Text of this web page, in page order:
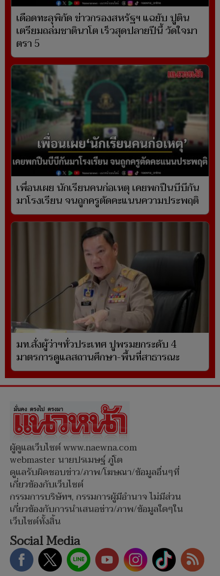
เดือดทะลุพิกัด ข่าวกรองสหรัฐฯ แฉยับ ปูติน
เตรียมถล่มชาตินาโต เร็วสุดปลายปีนี้ วัดใจมา
ตรา 5
เพื่อนเผย นักเรียนคนก่อเหตุ เคยพกปืนบีบีกัน
มาโรงเรียน จนถูกครูตัดคะแนนความประพฤติ
มท.สั่งผู้ว่าฯทั่วประเทศ ปูพรมยกระดับ 4
มาตรการดูแลสถานศึกษา-พื้นที่สาธารณะ
ผู้ดูแลเว็บไซต์ www.naewna.com
webmaster นายปรเมษฐ์ ภู่โต
ดูแลรับผิดชอบข่าว/ภาพ/โฆษณา/ข้อมูลอื่นๆที่
เกี่ยวข้องกับเว็บไซต์
กรรมการบริษัทฯ, กรรมการผู้มีอำนาจ ไม่มีส่วน
เกี่ยวข้องกับการนำเสนอข่าว/ภาพ/ข้อมูลใดๆใน
เว็บไซต์ทั้งสิ้น
Social Media